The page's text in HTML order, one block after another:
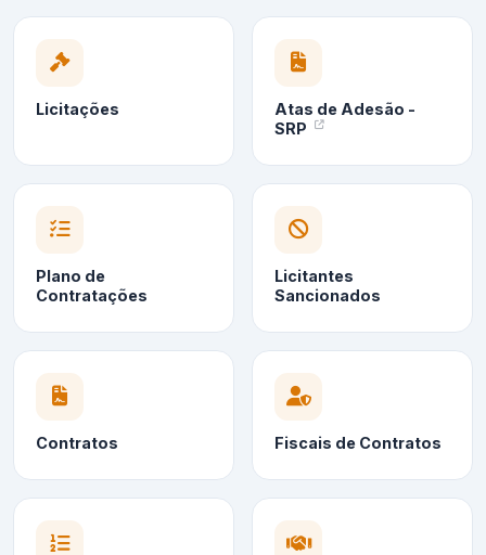
Licitações
Atas de Adesão -
SRP
Plano de
Contratações
Licitantes
Sancionados
Contratos Fiscais de Contratos